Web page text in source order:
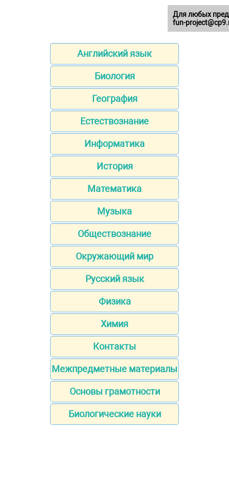
Английский язык
Биология
География
Естествознание
Информатика
История
Математика
Музыка
Обществознание
Окружающий мир
Русский язык
Физика
Химия
Контакты
Межпредметные материалы
Основы грамотности
Биологические науки
Для любых
fun-